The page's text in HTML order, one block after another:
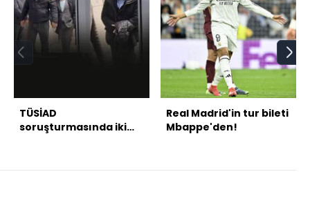
TÜSİAD
soruşturmasında iki
Real Madrid'in tur bileti
Mbappe'den!